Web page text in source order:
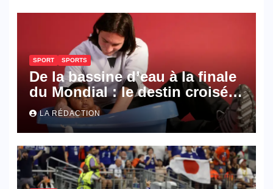
SPORT SPORTS
De la bassine d’eau à la finale
du Mondial : le destin croisé
de Messi et Yamal
LA RÉDACTION